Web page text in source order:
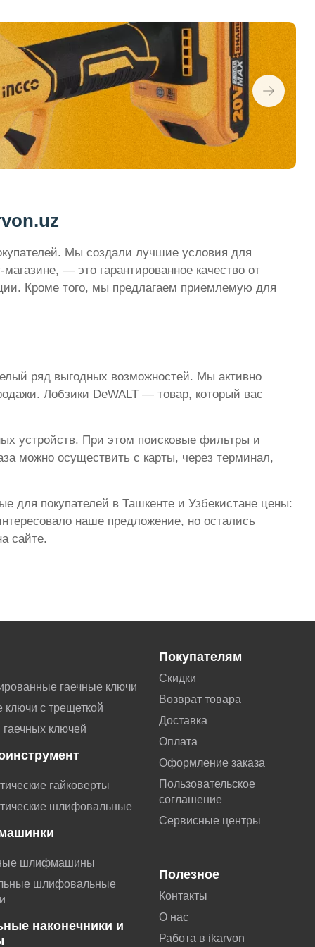
Мы создали лучшие условия для
— это гарантированное качество от
Кроме того, мы предлагаем приемлемую для
ряд выгодных возможностей. Мы активно
Лобзики DeWALT — товар, который вас
устройств. При этом поисковые фильтры и
можно осуществить с карты, через терминал,
для покупателей в Ташкенте и Узбекистане цены:
наше предложение, но остались
сайте.
гаечные ключи
ключи с трещеткой
ключей
гайковерты
шлифовальные
шлифмашины
шлифовальные
наконечники и
Покупателям
Скидки
Возврат товара
Доставка
Оплата
Оформление заказа
Пользовательское
соглашение
Сервисные центры
Полезное
Контакты
О нас
Работа в ikarvon